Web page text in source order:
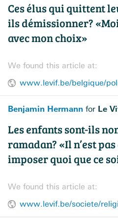
Ces élus qui quittent
ils démissionner?
avec mon choix»
We found this article at:
Benjamin Hermann for Le
Les enfants sont-ils
ramadan? «Il n’est
imposer quoi que ce
We found this article at: